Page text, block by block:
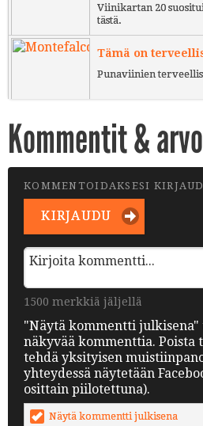
Viinikartan 20
tästä.
Tämä on
Punaviinien
Kommentit &
KOMMENTOIDAKSESI
KIRJAUDU
1500 merkkiä jäljellä
"Näytä kommentti
näkyvää kommenttia. Poista
tehdä yksityisen
yhteydessä näytetään
osittain piilotettuna).
Näytä kommentti julkisena